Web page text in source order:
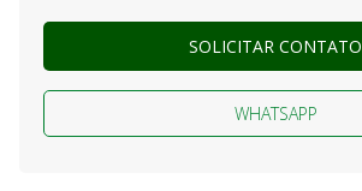
SOLICITAR CONTATO
WHATSAPP